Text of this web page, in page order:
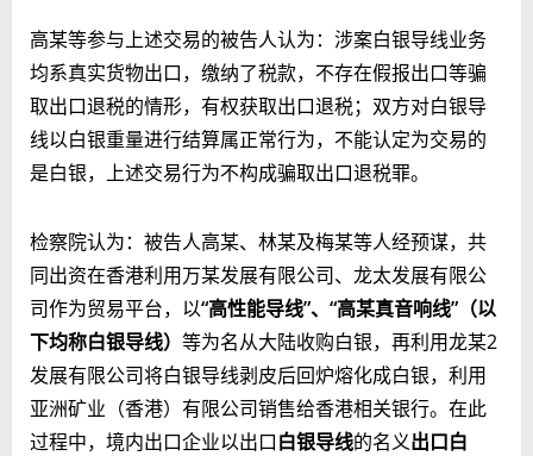
高某等参与上述交易的被告人认为：涉案白银导线业务
均系真实货物出口，缴纳了税款，不存在假报出口等骗
取出口退税的情形，有权获取出口退税；双方对白银导
线以白银重量进行结算属正常行为，不能认定为交易的
是白银，上述交易行为不构成骗取出口退税罪。
检察院认为：被告人高某、林某及梅某等人经预谋，共
同出资在香港利用万某发展有限公司、龙太发展有限公
司作为贸易平台，以“高性能导线”、“高某真音响线”（以
下均称白银导线） 等为名从大陆收购白银，再利用龙某2
发展有限公司将白银导线剥皮后回炉熔化成白银，利用
亚洲矿业（香港）有限公司销售给香港相关银行。在此
过程中，境内出口企业以出口白银导线的名义出口白